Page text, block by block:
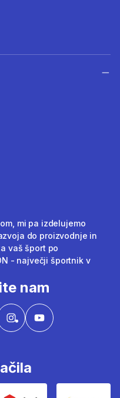
mi pa izdelujemo
do proizvodnje in
vaš šport po
- največji športnik v
nam